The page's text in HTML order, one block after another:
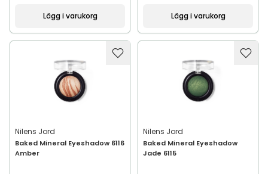
Lägg i varukorg Lägg i varukorg
Nilens Jord
Baked Mineral Eyeshadow 6116
Amber
Nilens Jord
Baked Mineral Eyeshadow
Jade 6115